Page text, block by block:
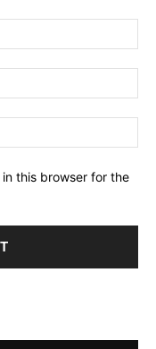
this browser for the